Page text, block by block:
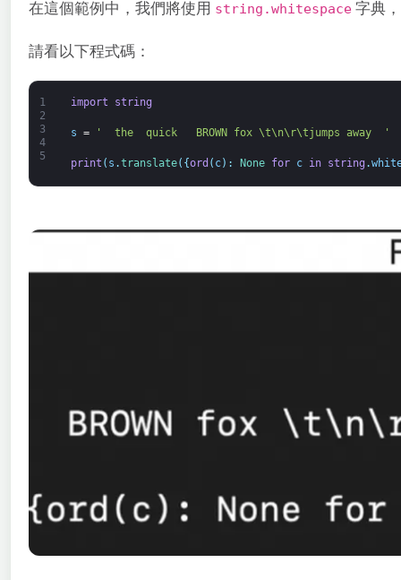
在這個範例中，我們將使用 string.whitespace 字典
請看以下程式碼：
1
2
3
4
5
import string
s = '  the  quick   BROWN fox \t\n\r\tjumps away  '
print ( s .translate( {ord ( c) : None for c in string .